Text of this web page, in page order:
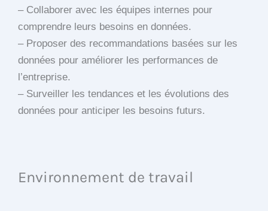
– Collaborer avec les équipes internes pour
comprendre leurs besoins en données.
– Proposer des recommandations basées sur les
données pour améliorer les performances de
l’entreprise.
– Surveiller les tendances et les évolutions des
données pour anticiper les besoins futurs.
Environnement de travail